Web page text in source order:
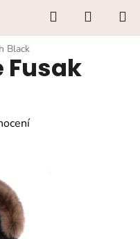
Hledat
KOŠÍK
Black